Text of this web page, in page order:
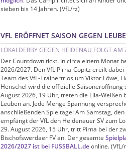
sieben bis 14 Jahren. (VfL/rz)
VFL ERÖFFNET SAISON GEGEN
LOKALDERBY GEGEN HEIDENAU FOLGT AM
Der Countdown tickt. In circa einem Monat
2026/2027. Den VfL Pirna-Copitz ereilt
Team des VfL-Trainertrios um Viktor Löwe,
Henschel wird die offizielle Saisoneröffnung
August 2026, 19 Uhr, treten die Lila-Weißen
Leuben an. Jede Menge Spannung
anschließenden Spieltage: Am Samstag,
empfängt der VfL den Heidenauer SV zum
29. August 2026, 15 Uhr, tritt Pirna bei der
Bischofswerdaer FV an. Der gesamte
2026/2027 ist bei FUSSBALL.deonline. (VfL/